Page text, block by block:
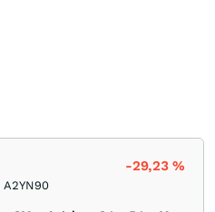
-29,23%
A2YN90